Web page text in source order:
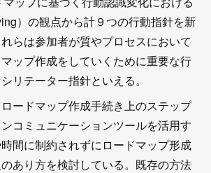
）の観点から計９つの行動指針を新
らは参加者が質やプロセスにおいて
ップ作成をしていくために重要な行
リテーター指針といえる。
ードマップ作成手続き上のステップ
コミュニケーションツールを活用す
間に制約されずにロードマップ形成
あり方を検討している。既存の方法